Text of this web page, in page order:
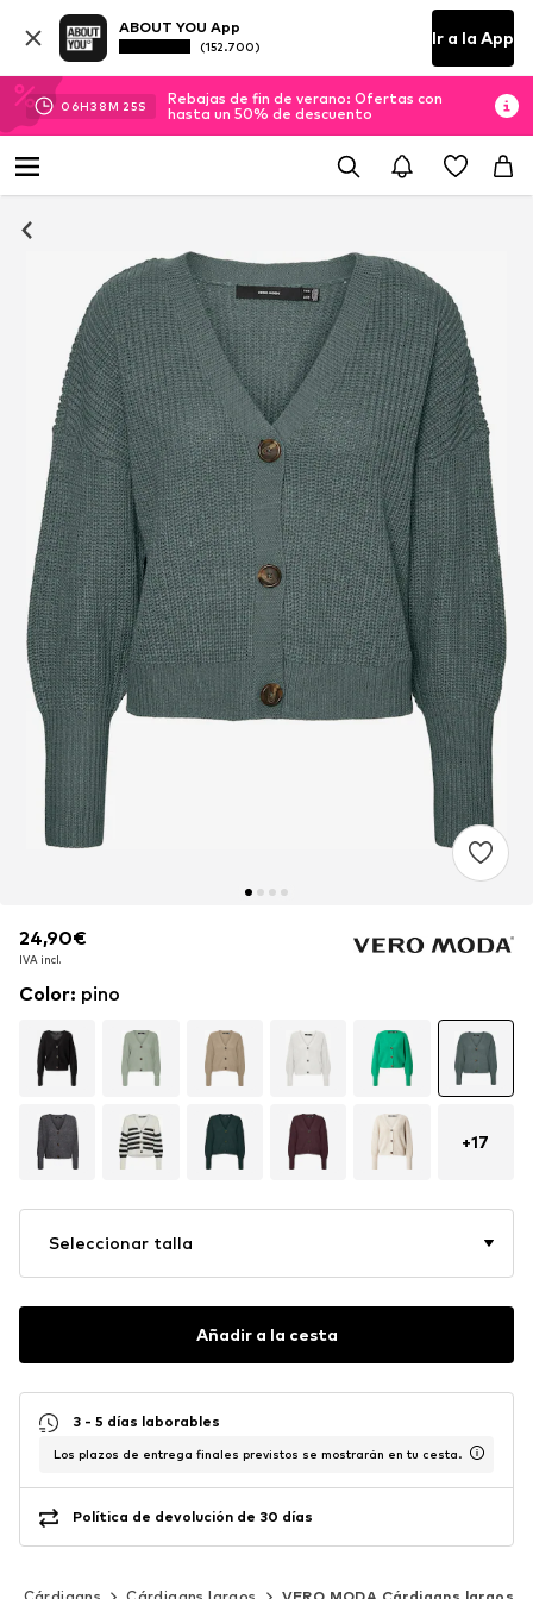
ABOUT YOU App
(152.700) Ir a la App
06H38M 25S
Rebajas de fin de verano: Ofertas con
hasta un 50% de descuento
24,90€
IVA incl.
24,90€
IVA incl.
Color: pino
+17
Seleccionar talla
Añadir a la cesta
3 - 5 días laborables
Los plazos de entrega finales previstos se mostrarán en tu cesta.
Política de devolución de 30 días